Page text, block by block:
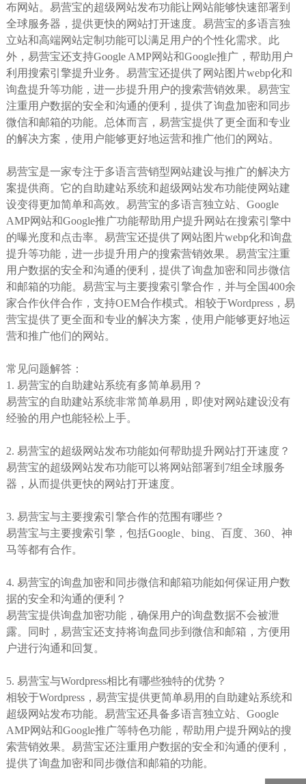
布网站。易营宝的超级网站发布功能让网站能够快速部署到
全球服务器，提供更快的网站打开速度。易营宝的多语言独
立站和高端网站定制功能可以满足用户的个性化需求。此
外，易营宝还支持Google AMP网站和Google推广，帮助用户
利用搜索引擎提升业务。易营宝还提供了网站图片webp化和
询盘提升等功能，进一步提升用户的搜索营销效果。易营宝
注重用户数据的安全和沟通的便利，提供了询盘加密和同步
微信和邮箱的功能。总体而言，易营宝提供了更全面和专业
的解决方案，使用户能够更好地运营和推广他们的网站。
易营宝是一家专注于多语言营销型网站建设与推广的解决方
案提供商。它的自助建站系统和超级网站发布功能使网站建
设变得更加简单和高效。易营宝的多语言独立站、Google
AMP网站和Google推广功能帮助用户提升网站在搜索引擎中
的曝光度和点击率。易营宝还提供了网站图片webp化和询盘
提升等功能，进一步提升用户的搜索营销效果。易营宝注重
用户数据的安全和沟通的便利，提供了询盘加密和同步微信
和邮箱的功能。易营宝与主要搜索引擎合作，并与全国400余
家合作伙伴合作，支持OEM合作模式。相较于Wordpress，易
营宝提供了更全面和专业的解决方案，使用户能够更好地运
营和推广他们的网站。
常见问题解答：
1. 易营宝的自助建站系统有多简单易用？
易营宝的自助建站系统非常简单易用，即使对网站建设没有
经验的用户也能轻松上手。
2. 易营宝的超级网站发布功能如何帮助提升网站打开速度？
易营宝的超级网站发布功能可以将网站部署到7组全球服务
器，从而提供更快的网站打开速度。
3. 易营宝与主要搜索引擎合作的范围有哪些？
易营宝与主要搜索引擎，包括Google、bing、百度、360、神
马等都有合作。
4. 易营宝的询盘加密和同步微信和邮箱功能如何保证用户数
据的安全和沟通的便利？
易营宝提供询盘加密功能，确保用户的询盘数据不会被泄
露。同时，易营宝还支持将询盘同步到微信和邮箱，方便用
户进行沟通和回复。
5. 易营宝与Wordpress相比有哪些独特的优势？
相较于Wordpress，易营宝提供更简单易用的自助建站系统和
超级网站发布功能。易营宝还具备多语言独立站、Google
AMP网站和Google推广等特色功能，帮助用户提升网站的搜
索营销效果。易营宝还注重用户数据的安全和沟通的便利，
提供了询盘加密和同步微信和邮箱的功能。